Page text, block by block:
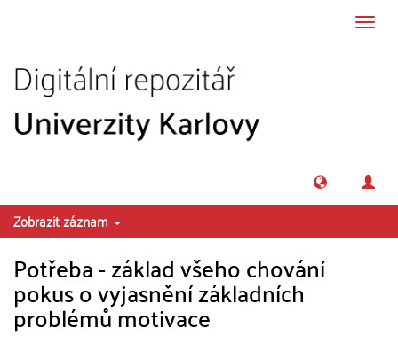
Zobrazit záznam
Potřeba - základ všeho chování
pokus o vyjasnění základních
problémů motivace